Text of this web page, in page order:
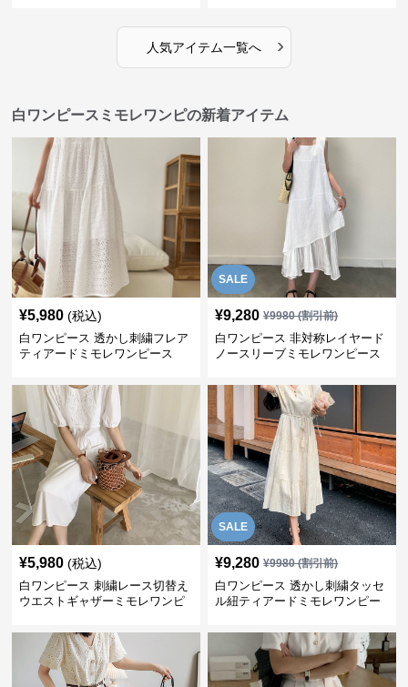
人気アイテム一覧へ ›
白ワンピースミモレワンピの新着アイテム
¥5,980 (税込)
白ワンピース 透かし刺繍フレア
ティアードミモレワンピース
SALE
¥9,280 ¥9980(割引前)
白ワンピース 非対称レイヤード
ノースリーブミモレワンピース
¥5,980 (税込)
白ワンピース 刺繍レース切替え
ウエストギャザーミモレワンピ
SALE
¥9,280 ¥9980(割引前)
白ワンピース 透かし刺繍タッセ
ル紐ティアードミモレワンピー